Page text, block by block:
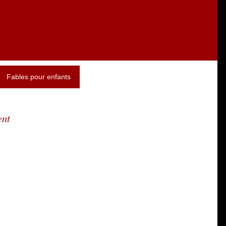
Fables pour enfants